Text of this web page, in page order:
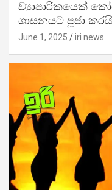
ව්‍යාපාරිකයෙක්
ශාසනයට පූජා කරයි
June 1, 2025 iri news